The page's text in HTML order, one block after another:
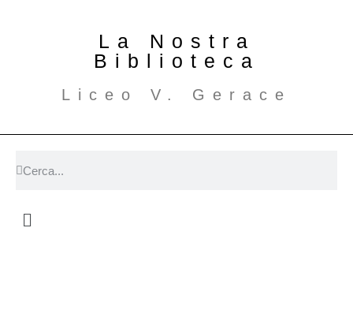
La Nostra
Biblioteca
Liceo V. Gerace